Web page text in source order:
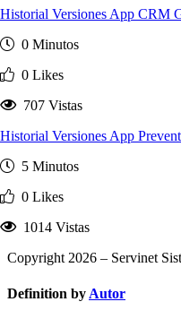
Historial Versiones App CRM
0 Minutos
0 Likes
707 Vistas
Historial Versiones App
5 Minutos
0 Likes
1014 Vistas
Copyright 2026 – Servinet
Definition by Autor